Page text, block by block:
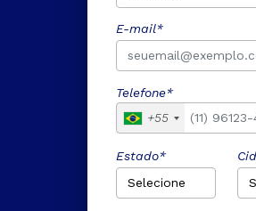
E-mail*
Telefone*
+55
Estado*